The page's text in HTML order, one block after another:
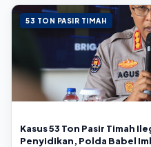
53 TON PASIR TIMAH
Kasus 53 Ton Pasir Timah
Penyidikan, Polda Babel